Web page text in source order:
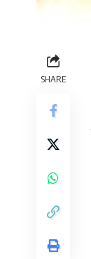
SHARE